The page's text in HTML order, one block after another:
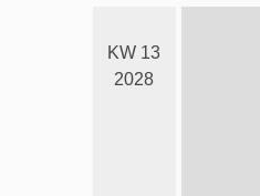
KW 13
2028